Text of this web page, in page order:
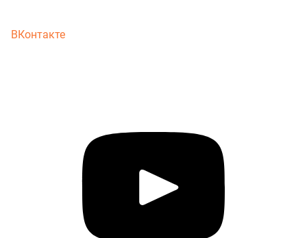
ВКонтакте